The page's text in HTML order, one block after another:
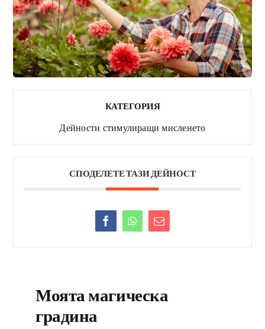
КАТЕГОРИЯ
Дейности стимулиращи мисленето
СПОДЕЛЕТЕ ТАЗИ ДЕЙНОСТ
Моята магическа
градина